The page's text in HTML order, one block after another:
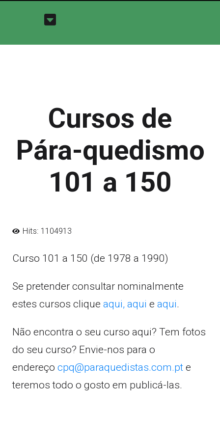
Cursos de
Pára-quedismo
101 a 150
Hits: 1104913
Curso 101 a 150 (de 1978 a 1990)
Se pretender consultar nominalmente
estes cursos clique aqui, aqui e aqui.
Não encontra o seu curso aqui? Tem fotos
do seu curso? Envie-nos para o
endereço cpq@paraquedistas.com.pt e
teremos todo o gosto em publicá-las.